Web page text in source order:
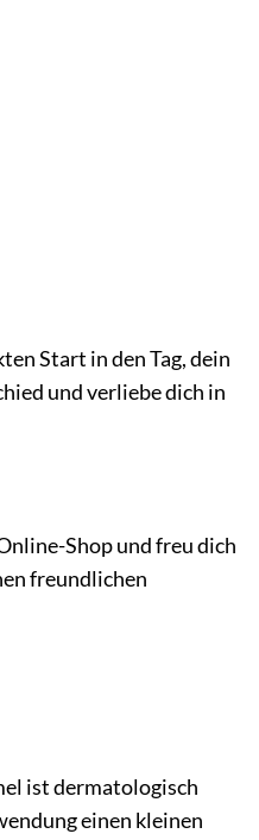
Start in den Tag, dein
und verliebe dich in
Shop und freu dich
freundlichen
ist dermatologisch
einen kleinen